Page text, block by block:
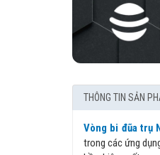
THÔNG TIN SẢN
Vòng bi đũa trụ
trong các ứng